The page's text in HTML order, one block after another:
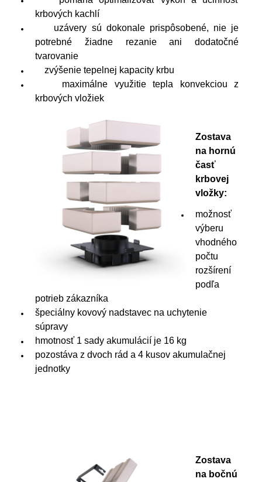
krbových kachlí
uzávery sú dokonale prispôsobené, nie je
potrebné žiadne rezanie ani dodatočné
tvarovanie
zvýšenie tepelnej kapacity krbu
maximálne využitie tepla konvekciou z
krbových vložiek
Zostava
na hornú
časť
krbovej
vložky:
možnosť
výberu
vhodného
počtu
rozšírení
podľa
potrieb zákazníka
špeciálny kovový nadstavec na uchytenie
súpravy
hmotnosť 1 sady akumulácií je 16 kg
pozostáva z dvoch rád a 4 kusov akumulačnej
jednotky
Zostava
na bočnú